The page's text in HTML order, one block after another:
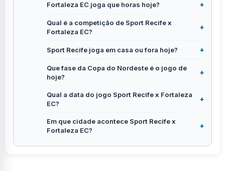
Fortaleza EC joga que horas hoje?
Qual é a competição de Sport Recife x
Fortaleza EC?
Sport Recife joga em casa ou fora hoje?
Que fase da Copa do Nordeste é o jogo de
hoje?
Qual a data do jogo Sport Recife x Fortaleza
EC?
Em que cidade acontece Sport Recife x
Fortaleza EC?